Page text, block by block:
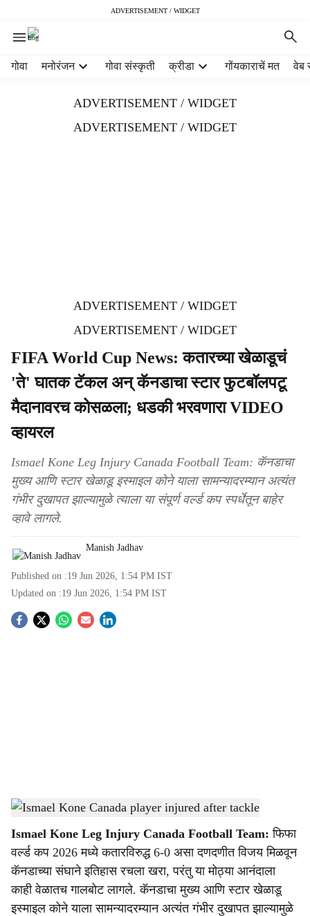
ADVERTISEMENT / WIDGET
गोवा मनोरंजन गोवा संस्कृती क्रीडा गोंयकाराचें मत वेब
ADVERTISEMENT / WIDGET
ADVERTISEMENT / WIDGET
ADVERTISEMENT / WIDGET
ADVERTISEMENT / WIDGET
FIFA World Cup News: कतारच्या खेळाडूचं
'ते' घातक टॅकल अन् कॅनडाचा स्टार फुटबॉलपटू
मैदानावरच कोसळला; धडकी भरवणारा VIDEO
व्हायरल
Ismael Kone Leg Injury Canada Football Team: कॅनडाचा
मुख्य आणि स्टार खेळाडू इस्माइल कोने याला सामन्यादरम्यान अत्यंत
गंभीर दुखापत झाल्यामुळे त्याला या संपूर्ण वर्ल्ड कप स्पर्धेतून बाहेर
व्हावे लागले.
Manish Jadhav
Published on :19 Jun 2026, 1:54 PM IST
Updated on :19 Jun 2026, 1:54 PM IST
S
a
r
e
Ismael Kone Canada player injured after tackle -Dainik Gomantak
Ismael Kone Leg Injury Canada Football Team: फिफा
वर्ल्ड कप 2026 मध्ये कतारविरुद्ध 6-0 असा दणदणीत विजय मिळवून
कॅनडाच्या संघाने इतिहास रचला खरा, परंतु या मोठ्या आनंदाला
काही वेळातच गालबोट लागले. कॅनडाचा मुख्य आणि स्टार खेळाडू
इस्माइल कोने याला सामन्यादरम्यान अत्यंत गंभीर दुखापत झाल्यामुळे